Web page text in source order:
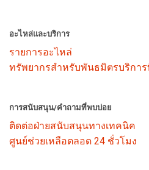
อะไหล่และบริการ
รายการอะไหล่
ทรัพยากรสำหรับพันธมิตรบริกา
การสนับสนุน/คำถามที่พบบ่อย
ติดต่อฝ่ายสนับสนุนทางเทคนิค
ศูนย์ช่วยเหลือตลอด 24 ชั่วโมง